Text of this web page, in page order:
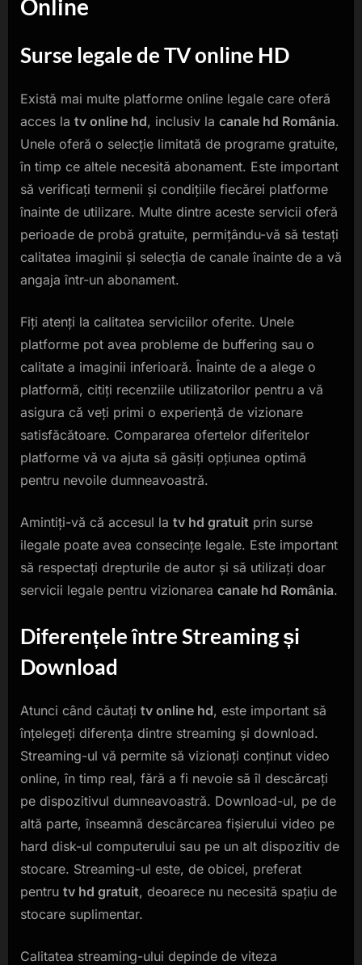
Online
Surse legale deTV online HD
Există mai multe platforme online legale care oferă
acces la tv online hd, inclusiv la canale hd România.
Unele oferă o selecție limitată de programe gratuite,
în timp ce altele necesită abonament. Este important
să verificați termenii și condițiile fiecărei platforme
înainte de utilizare. Multe dintre aceste servicii oferă
perioade de probă gratuite, permițându-vă să testați
calitatea imaginii și selecția de canale înainte de a vă
angaja într-un abonament.
Fiți atenți la calitatea serviciilor oferite. Unele
platforme pot avea probleme de buffering sau o
calitate a imaginii inferioară. Înainte de a alege o
platformă, citiți recenziile utilizatorilor pentru a vă
asigura că veți primi o experiență de vizionare
satisfăcătoare. Compararea ofertelor diferitelor
platforme vă va ajuta să găsiți opțiunea optimă
pentru nevoile dumneavoastră.
Amintiți-vă că accesul la tv hd gratuit prin surse
ilegale poate avea consecințe legale. Este important
să respectați drepturile de autor și să utilizați doar
servicii legale pentru vizionarea canale hd România.
Diferențele între Streaming și
Download
Atunci când căutați tv online hd, este important să
înțelegeți diferența dintre streaming și download.
Streaming-ul vă permite să vizionați conținut video
online, în timp real, fără a fi nevoie să îl descărcați
pe dispozitivul dumneavoastră. Download-ul, pe de
altă parte, înseamnă descărcarea fișierului video pe
hard disk-ul computerului sau pe un alt dispozitiv de
stocare. Streaming-ul este, de obicei, preferat
pentru tv hd gratuit, deoarece nu necesită spațiu de
stocare suplimentar.
Calitatea streaming-ului depinde de viteza